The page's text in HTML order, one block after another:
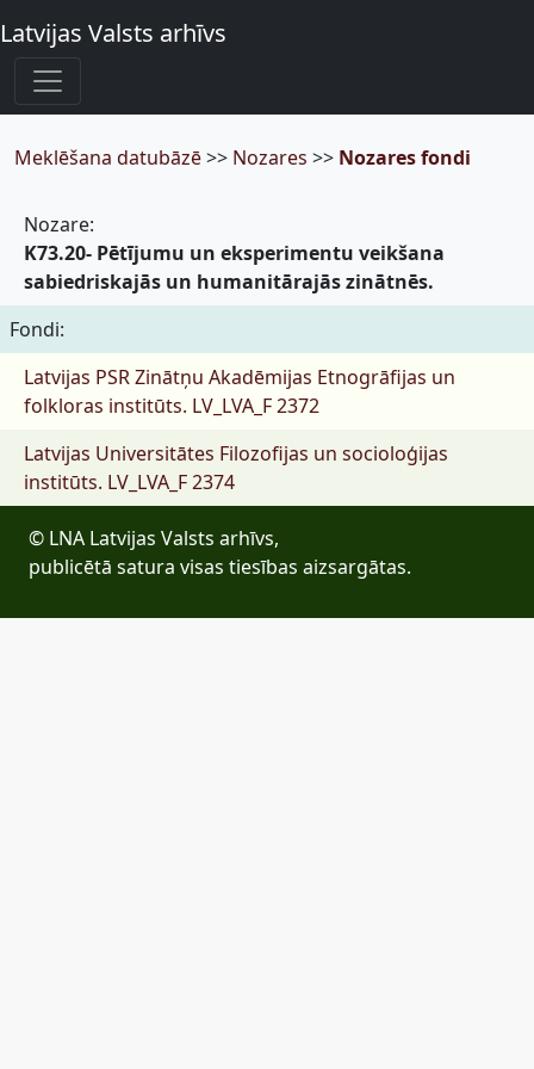
Latvijas Valsts arhīvs
Meklēšana datubāzē>> Nozares >> Nozares fondi
Nozare:
K73.20- Pētījumu un eksperimentu veikšana
sabiedriskajās un humanitārajās zinātnēs.
Fondi:
Latvijas PSR Zinātņu Akadēmijas Etnogrāfijas un
folkloras institūts. LV_LVA_F 2372
Latvijas Universitātes Filozofijas un socioloģijas
institūts. LV_LVA_F 2374
© LNA Latvijas Valsts arhīvs,
publicētā satura visas tiesības aizsargātas.